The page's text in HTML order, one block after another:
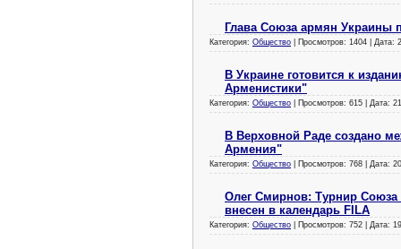
Глава Союза армян Украины
Категория: Общество | Просмотров: 1404 | Дата:
В Украине готовится к
Арменистики"
Категория: Общество | Просмотров: 615 | Дата:
В Верховной Раде создано
Армения"
Категория: Общество | Просмотров: 768 | Дата:
Олег Смирнов: Турнир
внесен в календарь FILA
Категория: Общество | Просмотров: 752 | Дата: